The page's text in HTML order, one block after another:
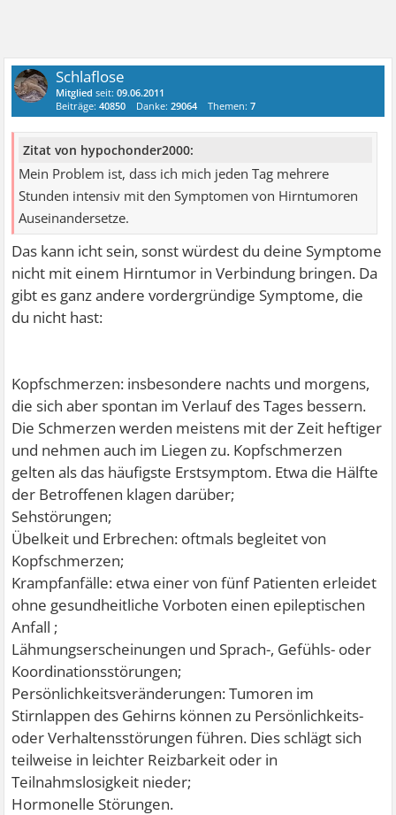
Schlaflose
Mitglied seit:09.06.2011
Beiträge:40850 Danke:29064 Themen:7
Zitat von hypochonder2000:
Mein Problem ist, dass ich mich jeden Tag mehrere
Stunden intensiv mit den Symptomen von Hirntumoren
Auseinandersetze.
Das kann icht sein, sonst würdest du deine Symptome
nicht mit einem Hirntumor in Verbindung bringen. Da
gibt es ganz andere vordergründige Symptome, die
du nicht hast:
Kopfschmerzen: insbesondere nachts und morgens,
die sich aber spontan im Verlauf des Tages bessern.
Die Schmerzen werden meistens mit der Zeit heftiger
und nehmen auch im Liegen zu. Kopfschmerzen
gelten als das häufigste Erstsymptom. Etwa die Hälfte
der Betroffenen klagen darüber;
Sehstörungen;
Übelkeit und Erbrechen: oftmals begleitet von
Kopfschmerzen;
Krampfanfälle: etwa einer von fünf Patienten erleidet
ohne gesundheitliche Vorboten einen epileptischen
Anfall ;
Lähmungserscheinungen und Sprach-, Gefühls- oder
Koordinationsstörungen;
Persönlichkeitsveränderungen: Tumoren im
Stirnlappen des Gehirns können zu Persönlichkeits-
oder Verhaltensstörungen führen. Dies schlägt sich
teilweise in leichter Reizbarkeit oder in
Teilnahmslosigkeit nieder;
Hormonelle Störungen.